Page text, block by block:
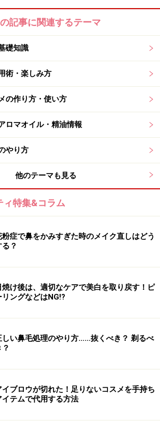
ミカルに握ります。
返します。
腹が、反対側の手の甲の骨の間にはま
、片手ずつ指先をマッサージ。
。
減でOK！特に爪や爪の横は念入りに。
さかさになりやすい部分です。
ト。やさしく手の甲をなでる感じで
親指でツボ押しを真似て刺激します。
をもっとたくさん取り入れることができ
、チャレンジしてみてくださいね！
肌を守る栄養たっぷりアロマ
記事に関連するテーマ
礎知識
術・楽しみ方
の作り方・使い方
ロマオイル・精油情報
やり方
他のテーマも見る
ィ特集&コラム
粉症で鼻をかみすぎた時のメイク直しはどう
る？
焼け後は、適切なケアで美白を取り戻す！ピ
リングなどはNG!?
しい鼻毛処理のやり方……抜くべき？ 剃るべ
？
イブロウが切れた！足りないコスメを手持ち
イテムで代用する方法